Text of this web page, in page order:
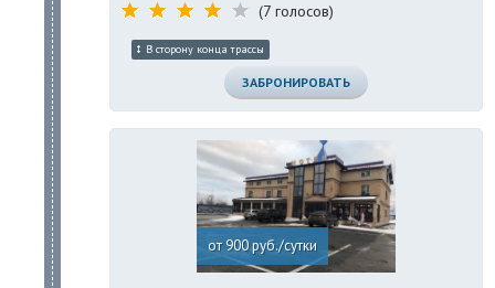
(7 голосов)
В сторону конца трассы
ЗАБРОНИРОВАТЬ
от 900 руб./сутки